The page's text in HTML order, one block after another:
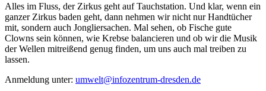
Alles im Fluss, der Zirkus geht auf Tauchstation. Und klar, wenn ein
ganzer Zirkus baden geht, dann nehmen wir nicht nur Handtücher
mit, sondern auch Jongliersachen. Mal sehen, ob Fische gute
Clowns sein können, wie Krebse balancieren und ob wir die Musik
der Wellen mitreißend genug finden, um uns auch mal treiben zu
lassen.
Anmeldung unter: umwelt@infozentrum-dresden.de